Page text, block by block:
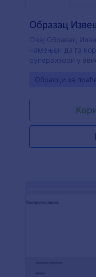
Овај Образац
намењен да га
супервизори у
запослене који
омогућиће
кашњења,
Можеш га
крају смене који
са другим
Go to Category:
Обрасци за